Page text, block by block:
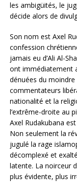
les ambigüités, le
décide alors de
Son nom est Axel
confession
jamais eu d’Ali Al-
ont immédiatement
dénuées du
commentateurs
nationalité et la
l’extrême-droite au
Axel Rudakubana
Non seulement la
jugulé la rage
décomplexé et
latente. La noirceur
plus évidente, plus